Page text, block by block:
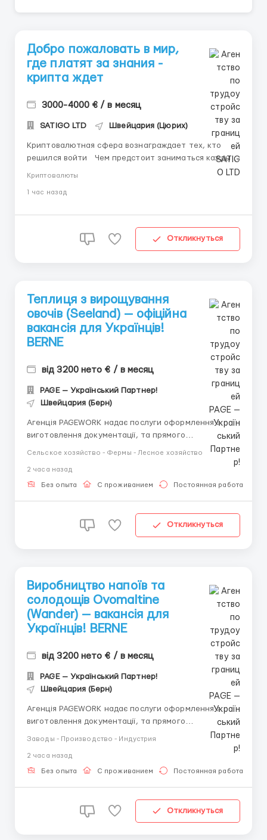
Добро пожаловать в мир,
где платят за знания -
крипта ждет
3000-4000 € / в месяц
SATIGO LTD Швейцария (Цюрих)
Криптовалютная сфера вознаграждает тех, кто
решился войти Чем предстоит заниматься каждый
день: Работа живая и осмысленная — ты понимаешь
первичная обработка рыночных данных по крипте
Криптовалюты
1 час назад
Откликнуться
Теплиця з вирощування
овочів (Seeland) — офіційна
вакансія для Українців!
BERNE
від 3200 нето € / в месяц
PAGE — Український Партнер!
Швейцария (Берн)
Агенція PAGEWORK надає послуги оформлення з
виготовлення документації, та прямого
підбору вакансії: Головний Рекрутер: Віталій
Шевченко Телефон для консультацій \ для підбору
Сельское хозяйство - Фермы - Лесное хозяйство
2 часа назад
Без опыта С проживанием Постоянная работа
Откликнуться
Виробництво напоїв та
солодощів Ovomaltine
(Wander) — вакансія для
Українців! BERNE
від 3200 нето € / в месяц
PAGE — Український Партнер!
Швейцария (Берн)
Агенція PAGEWORK надає послуги оформлення з
виготовлення документації, та прямого
підбору вакансії: Головний Рекрутер: Віталій
Шевченко Телефон для консультацій \ для підбору
Заводы - Производство - Индустрия
2 часа назад
Без опыта С проживанием Постоянная работа
Откликнуться